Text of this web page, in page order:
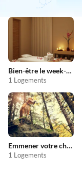
Bien-être le week-end
1 Logements
Emmener votre chien en vacances
1 Logements